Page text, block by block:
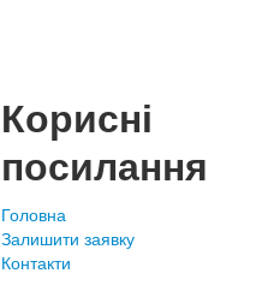
Корисні
посилання
Головна
Залишити заявку
Контакти